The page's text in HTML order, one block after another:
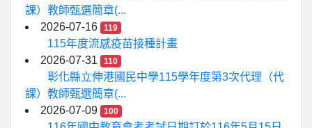
課）教師甄選簡章(...
2026-07-16
119
115年度流感疫苗接種計畫
2026-07-31
110
彰化縣立伸港國民中學115學年度第3次代理（代
課）教師甄選簡章(...
2026-07-09
100